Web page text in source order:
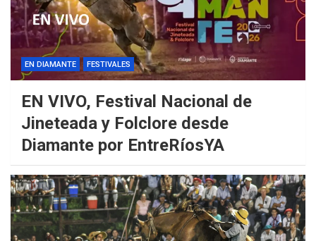
EN DIAMANTE FESTIVALES
EN VIVO, Festival Nacional de
Jineteada y Folclore desde
Diamante por EntreRíosYA